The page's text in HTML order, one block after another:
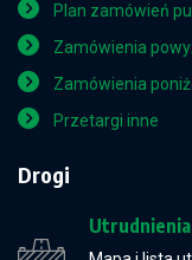
Plan zamówień
Zamówienia
Zamówienia
Przetargi inne
Drogi